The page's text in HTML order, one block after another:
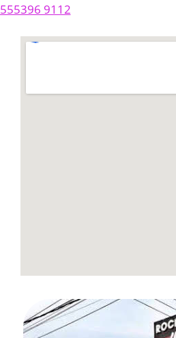
555396 9112